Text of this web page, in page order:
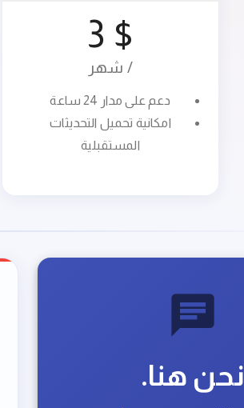
$ 3
/ شهر
دعم على مدار 24 ساعة
امكانية تحميل التحديثات
المستقبلية
نحن هنا.